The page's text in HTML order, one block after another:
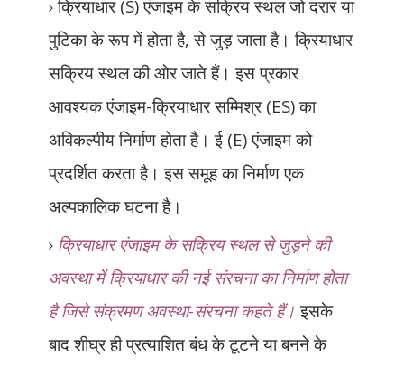
क्रियाधार (S)एंजाइम के सक्रिय स्थल जो दरार या
पुटिका के रूप में होता है,से जुड़ जाता है। क्रियाधार
सक्रिय स्थल की ओर जाते हैं। इस प्रकार
आवश्यक एंजाइम-क्रियाधार सम्मिश्र (ES)का
अविकल्पीय निर्माण होता है। ई (E)एंजाइम को
प्रदर्शित करता है। इस समूह का निर्माण एक
अल्पकालिक घटना है।
क्रियाधार एंजाइम के सक्रिय स्थल से जुड़ने की
अवस्था में क्रियाधार की नई संरचना का निर्माण होता
है जिसे संक्रमण अवस्था-संरचना कहते हैं।इसके
बाद शीघ्र ही प्रत्याशित बंध के टूटने या बनने के